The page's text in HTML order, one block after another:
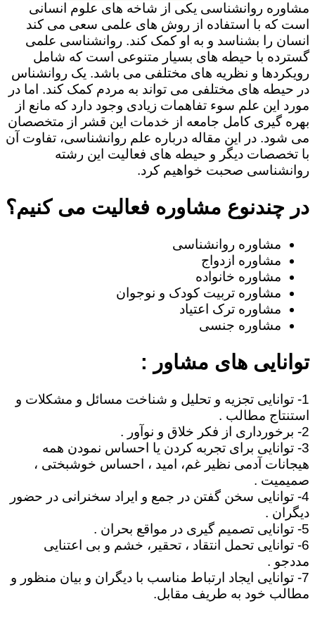
مشاوره روانشناسی یکی از شاخه های علوم انسانی
است که با استفاده از روش های علمی سعی می کند
انسان را بشناسد و به او کمک کند. روانشناسی علمی
گسترده با حیطه های بسیار متنوعی است که شامل
رویکردها و نظریه های مختلفی می باشد. یک روانشناس
در حیطه های مختلفی می تواند به مردم کمک کند. اما در
مورد این علم سوء تفاهمات زیادی وجود دارد که مانع از
بهره گیری کامل جامعه از خدمات این قشر از متخصصان
می شود. در این مقاله درباره علم روانشناسی، تفاوت آن
با تخصصات دیگر و حیطه های فعالیت این رشته
روانشناسی صحبت خواهیم کرد.
در چندنوع مشاوره فعالیت می کنیم؟
مشاوره روانشناسی
مشاوره ازدواج
مشاوره خانواده
مشاوره تربیت کودک و نوجوان
مشاوره ترک اعتیاد
مشاوره جنسی
توانایی های مشاور :
1- توانایی تجزیه و تحلیل و شناخت مسائل و مشکلات و
استنتاج مطالب .
2- برخورداری از فکر خلاق و نوآور .
3- توانایی برای تجربه کردن یا احساس نمودن همه
هیجانات آدمی نظیر غم، امید ، احساس خوشبختی ،
صمیمیت .
4- توانایی سخن گفتن در جمع و ایراد سخنرانی در حضور
دیگران .
5- توانایی تصمیم گیری در مواقع بحران .
6- توانایی تحمل انتقاد ، تحقیر، خشم و بی اعتنایی
مددجو .
7- توانایی ایجاد ارتباط مناسب با دیگران و بیان منظور و
مطالب خود به طریف مقابل.